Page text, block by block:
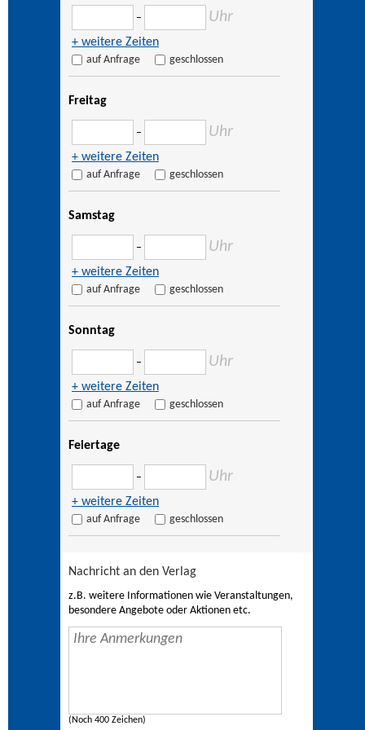
– Uhr
+ weitere Zeiten
auf Anfrage geschlossen
Freitag
– Uhr
+ weitere Zeiten
auf Anfrage geschlossen
Samstag
– Uhr
+ weitere Zeiten
auf Anfrage geschlossen
Sonntag
– Uhr
+ weitere Zeiten
auf Anfrage geschlossen
Feiertage
– Uhr
+ weitere Zeiten
auf Anfrage geschlossen
Nachricht an den Verlag
z.B. weitere Informationen wie Veranstaltungen,
besondere Angebote oder Aktionen etc.
(Noch 400 Zeichen)